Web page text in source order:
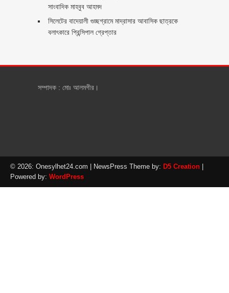
সাংবাদিক মাহবুব আহমদ
সিলেটের বাদেয়ালী গুচ্ছগ্রামে মাদ্রাসার আবাসিক ছাত্রকে
বলাৎকারে প্রিন্সিপাল গ্রেপ্তার ‎
সম্পাদক : মোঃ আলমগীর।
© 2026: Onesylhet24.com | NewsPress Theme by: D5 Creation
Powered by: WordPress